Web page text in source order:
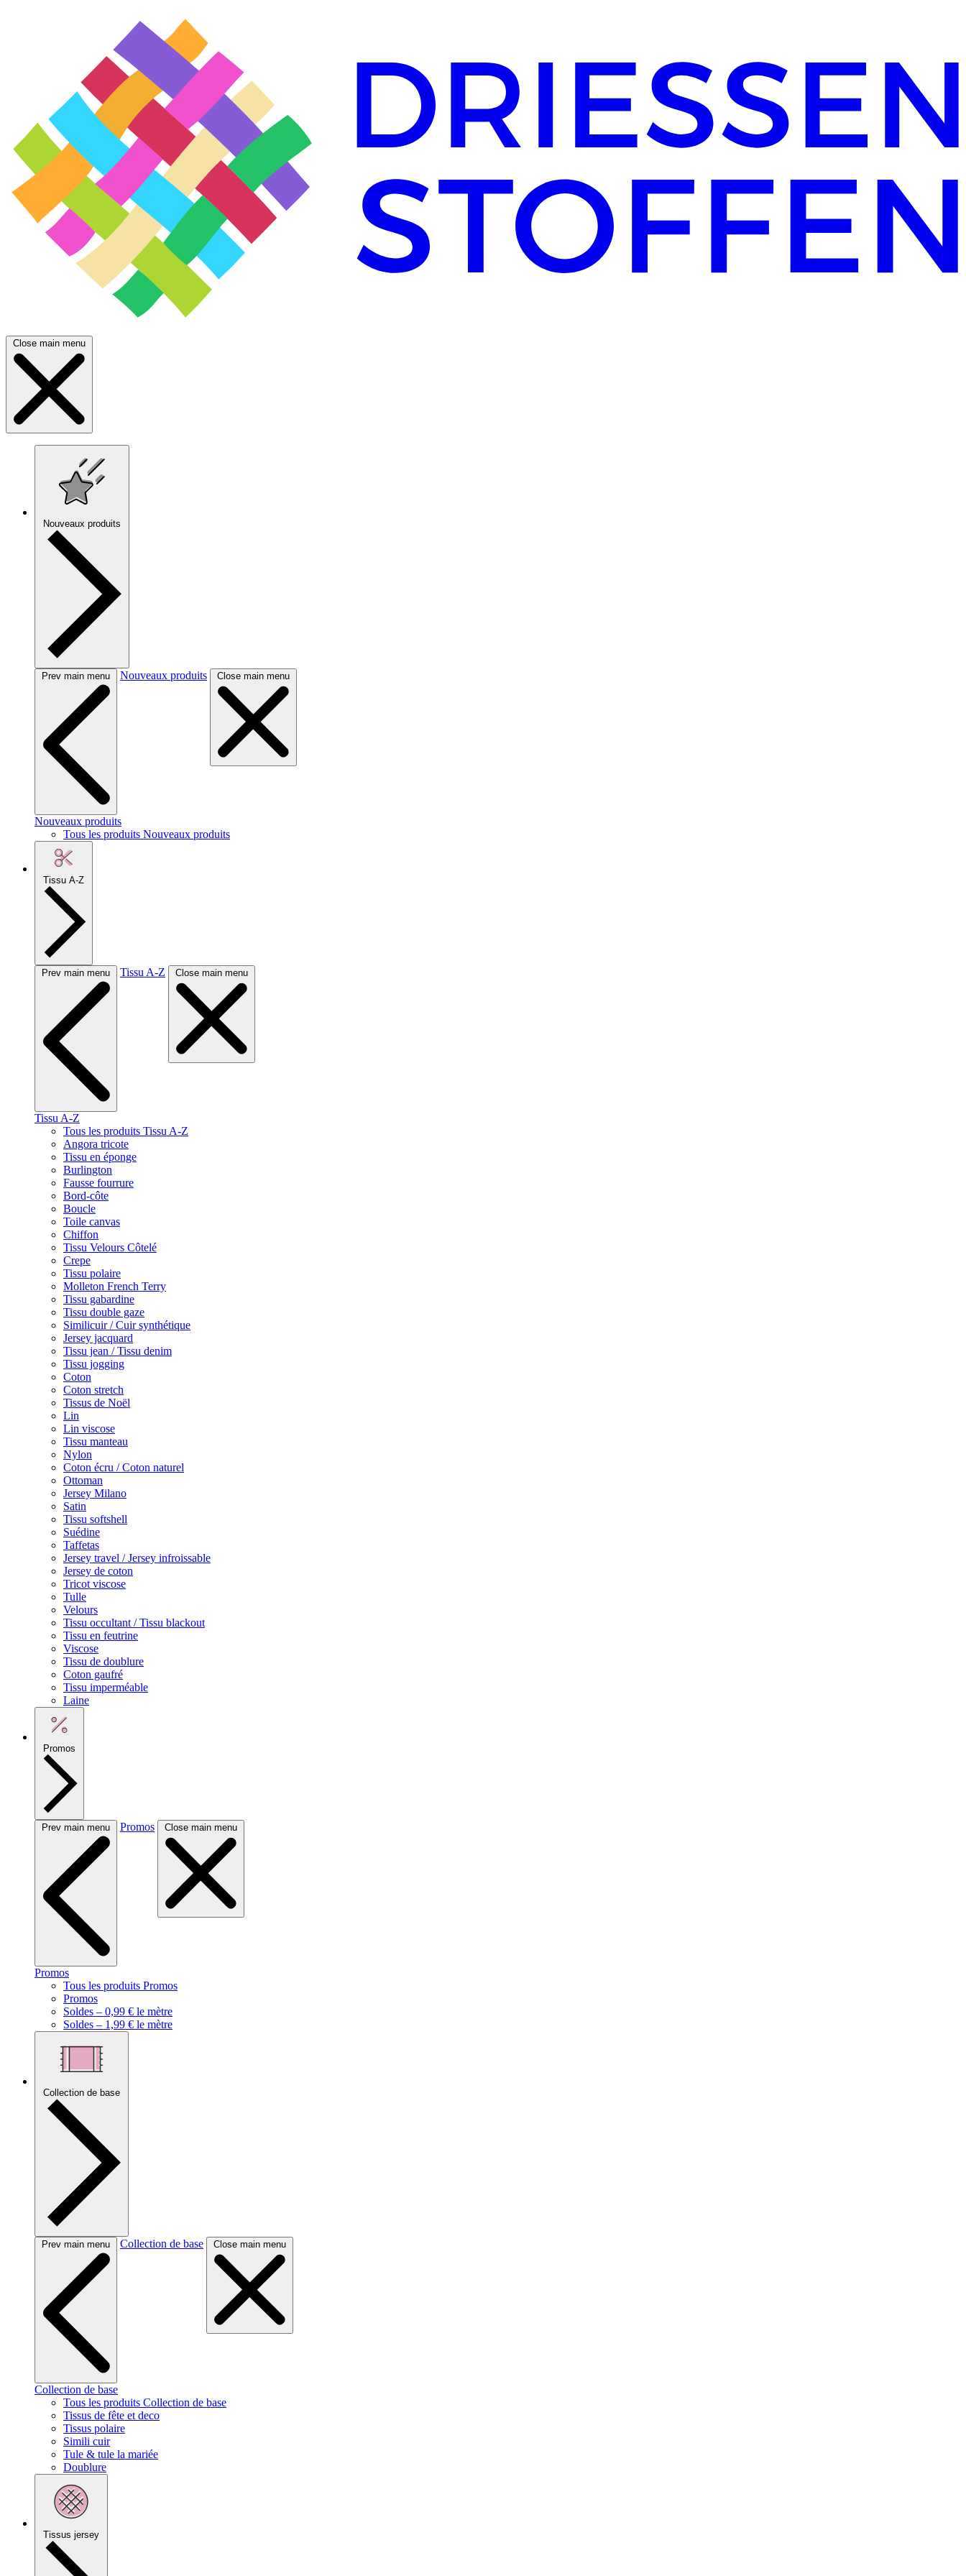
Close main menu
Nouveaux produits
Prev main menu Nouveaux produits Close main menu
Nouveaux produits
Tous les produits Nouveaux produits
Tissu A-Z
Prev main menu Tissu A-Z Close main menu
Tissu A-Z
Tous les produits Tissu A-Z
Angora tricote
Tissu en éponge
Burlington
Fausse fourrure
Bord-côte
Boucle
Toile canvas
Chiffon
Tissu Velours Côtelé
Crepe
Tissu polaire
Molleton French Terry
Tissu gabardine
Tissu double gaze
Similicuir / Cuir synthétique
Jersey jacquard
Tissu jean / Tissu denim
Tissu jogging
Coton
Coton stretch
Tissus de Noël
Lin
Lin viscose
Tissu manteau
Nylon
Coton écru / Coton naturel
Ottoman
Jersey Milano
Satin
Tissu softshell
Suédine
Taffetas
Jersey travel / Jersey infroissable
Jersey de coton
Tricot viscose
Tulle
Velours
Tissu occultant / Tissu blackout
Tissu en feutrine
Viscose
Tissu de doublure
Coton gaufré
Tissu imperméable
Laine
Promos
Prev main menu Promos Close main menu
Promos
Tous les produits Promos
Promos
Soldes – 0,99 € le mètre
Soldes – 1,99 € le mètre
Collection de base
Prev main menu Collection de base Close main menu
Collection de base
Tous les produits Collection de base
Tissus de fête et deco
Tissus polaire
Simili cuir
Tule & tule la mariée
Doublure
Tissus jersey